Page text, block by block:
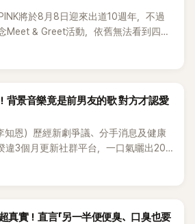
將於8月8日迎來出道10週年，不過
Meet & Greet活動，依舊無法看到四人
》7日報導，當天將由Jisoo（智秀）、
背景音樂竟是前男友的歌 對方才認愛
知恩）歷經新劇爭議、分手消息及健康
違3個月更新社群平台，一口氣曬出20
驚又喜。不過，比起照片本身，更引
實！直言「另一半便便臭、口臭也要